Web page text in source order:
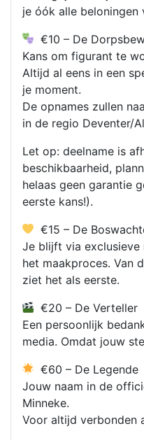
je óók alle beloningen
€10 – De
Kans om figurant te
Altijd al eens in een
je moment.
De opnames zullen
in de regio Deventer/
Let op: deelname is
beschikbaarheid,
helaas geen garantie
eerste kans!).
€15 – De
Je blijft via
het maakproces. Van
ziet het als eerste.
€20 – De Verteller
Een persoonlijk
media. Omdat jouw
€60 – De Legende
Jouw naam in de
Minneke.
Voor altijd verbonden